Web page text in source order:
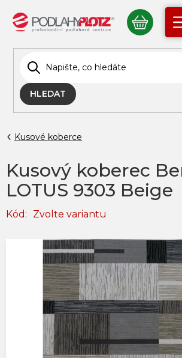
obsah
HLEDAT
KOŠÍK
Kusové koberce
Kusový koberec
LOTUS 9303 Beige
Kód: Zvolte variantu